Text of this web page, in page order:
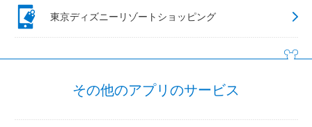
東京ディズニーリゾートショッピング
その他のアプリのサービス